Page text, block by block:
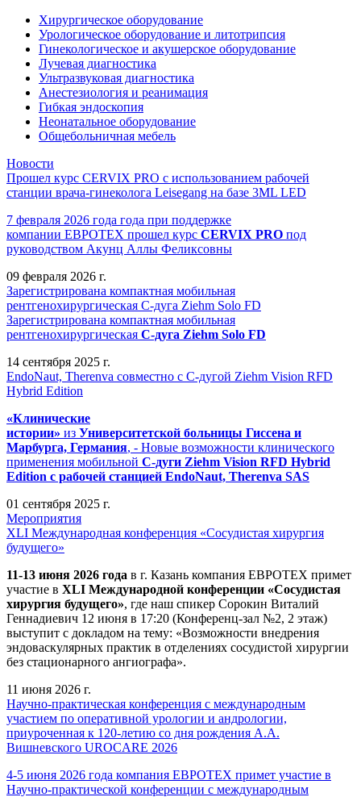
Хирургическое оборудование
Урологическое оборудование и литотрипсия
Гинекологическое и акушерское оборудование
Лучевая диагностика
Ультразвуковая диагностика
Анестезиология и реанимация
Гибкая эндоскопия
Неонатальное оборудование
Общебольничная мебель
Новости
Прошел курс CERVIX PRO с использованием рабочей
станции врача-гинеколога Leisegang на базе 3ML LED
7 февраля 2026 года года при поддержке
компании ЕВРОТЕХ прошел курс CERVIX PRO под
руководством Акунц Аллы Феликсовны
09 февраля 2026 г.
Зарегистрирована компактная мобильная
рентгенохирургическая С-дуга Ziehm Solo FD
Зарегистрирована компактная мобильная
рентгенохирургическая С-дуга Ziehm Solo FD
14 сентября 2025 г.
EndoNaut, Therenva совместно с С-дугой Ziehm Vision RFD
Hybrid Edition
«Клинические
истории» из Университетской больницы Гиссена и
Марбурга, Германия, - Новые возможности клинического
применения мобильной С-дуги Ziehm Vision RFD Hybrid
Edition с рабочей станцией EndoNaut, Therenva SAS
01 сентября 2025 г.
Мероприятия
XLI Международная конференция «Сосудистая хирургия
будущего»
11-13 июня 2026 года в г. Казань компания ЕВРОТЕХ примет
участие в XLI Международной конференции «Сосудистая
хирургия будущего», где наш спикер Сорокин Виталий
Геннадиевич 12 июня в 17:20 (Конференц-зал №2, 2 этаж)
выступит с докладом на тему: «Возможности внедрения
эндоваскулярных практик в отделениях сосудистой хирургии
без стационарного ангиографа».
11 июня 2026 г.
Научно-практическая конференция с международным
участием по оперативной урологии и андрологии,
приуроченная к 120-летию со дня рождения А.А.
Вишневского UROCARE 2026
4-5 июня 2026 года компания ЕВРОТЕХ примет участие в
Научно-практической конференции с международным